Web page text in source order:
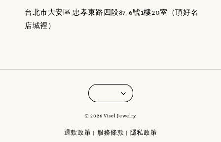
台北市大安區 忠孝東路四段87-6號1樓20室（頂好名
店城裡）
© 2026 Visel Jewelry
退款政策 服務條款 隱私政策